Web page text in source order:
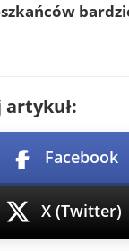
Facebook
X (Twitter)